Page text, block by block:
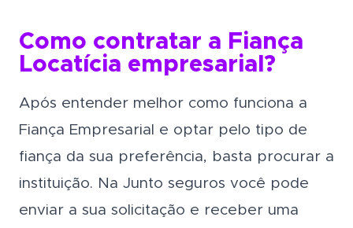
Como contratar a Fiança
Locatícia empresarial?
Após entender melhor como funciona a
Fiança Empresarial e optar pelo tipo de
fiança da sua preferência, basta procurar a
instituição. Na Junto seguros você pode
enviar a sua solicitação e receber uma